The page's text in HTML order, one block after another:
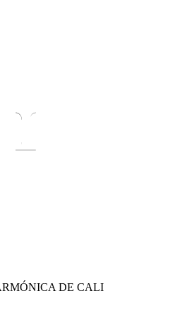
DE CALI